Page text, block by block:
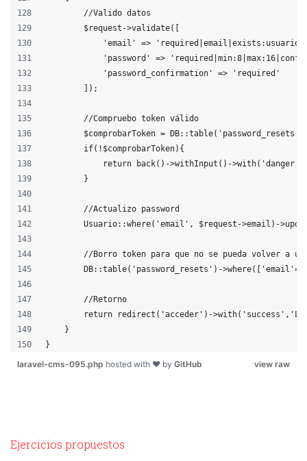
        //Valido datos
        $request->validate([
'email' =>
'password' =>
            'password_confirmation' => 'required'
        ]);
        //Compruebo token válido
$comprobarToken =
        if(!$comprobarToken){
return back()->withInput()-
        }
        //Actualizo password
Usuario::where('email', $request->email)-
//Borro token para que no se pueda volver a
DB::table('password_resets')-
        //Retorno
return redirect('acceder')-
    }
}
view raw
laravel-cms-095.php hosted with ❤ by GitHub
Ejercicios propuestos